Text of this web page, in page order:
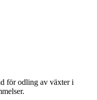
för odling av växter i